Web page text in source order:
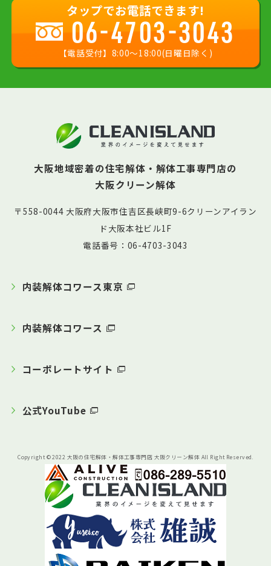
タップでお電話できます!
06-4703-3043
【電話受付】8:00〜18:00(日曜日除く)
大阪地域密着の住宅解体・解体工事専門店の
大阪クリーン解体
〒558-0044 大阪府大阪市住吉区長峡町9-6クリーンアイラン
ド大阪本社ビル1F
電話番号：06-4703-3043
内装解体コワース東京
内装解体コワース
コーポレートサイト
公式YouTube
Copyright © 2022 大阪の住宅解体・解体工事専門店 大阪クリーン解体 All Right Reserved.